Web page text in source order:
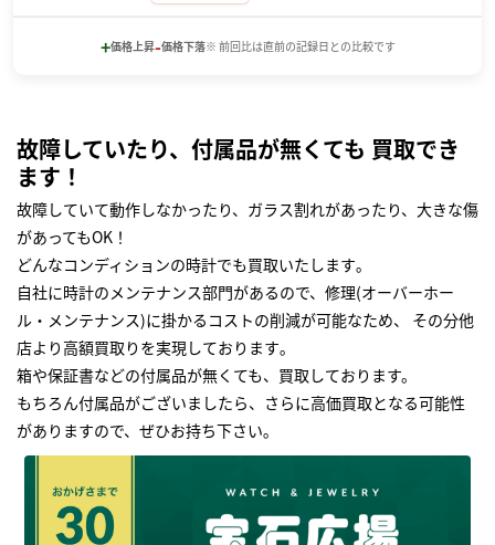
+価格上昇-価格下落※ 前回比は直前の記録日との比較です
故障していたり、付属品が無くても 買取でき
ます！
故障していて動作しなかったり、ガラス割れがあったり、大きな傷
があってもOK！
どんなコンディションの時計でも買取いたします｡
自社に時計のメンテナンス部門があるので、修理(オーバーホー
ル・メンテナンス)に掛かるコストの削減が可能なため、 その分他
店より高額買取りを実現しております｡
箱や保証書などの付属品が無くても、買取しております。
もちろん付属品がございましたら、さらに高価買取となる可能性
がありますので、ぜひお持ち下さい｡